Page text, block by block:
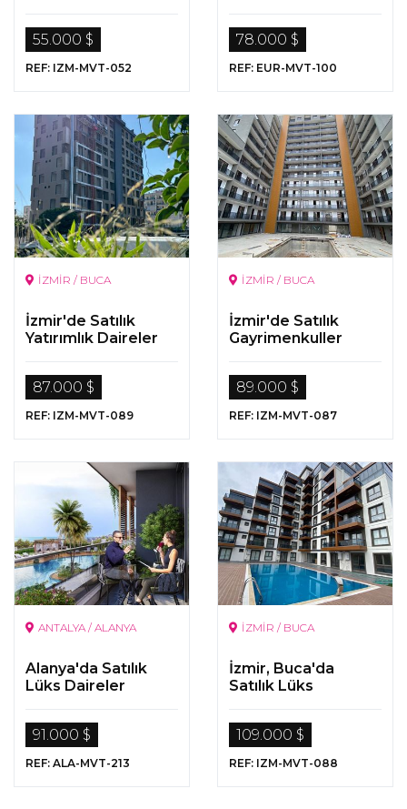
Odası Fırsatı
55.000 $
REF: IZM-MVT-052
Gayrimenkuller
78.000 $
REF: EUR-MVT-100
İZMİR / BUCA
İzmir'de Satılık
Yatırımlık Daireler
87.000 $
REF: IZM-MVT-089
İZMİR / BUCA
İzmir'de Satılık
Gayrimenkuller
89.000 $
REF: IZM-MVT-087
ANTALYA / ALANYA
Alanya'da Satılık
Lüks Daireler
91.000 $
REF: ALA-MVT-213
İZMİR / BUCA
İzmir, Buca'da
Satılık Lüks
109.000 $
REF: IZM-MVT-088